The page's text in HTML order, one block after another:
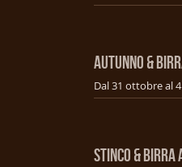
AUTUNNO &
STINCO & BIRRA